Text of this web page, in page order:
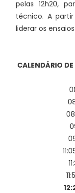
pelas 12h20,
técnico. A
liderar os
CALENDÁRIO